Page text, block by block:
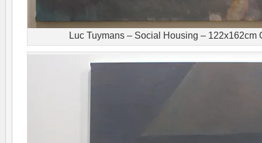
Luc Tuymans – Social Housing – 122x162cm